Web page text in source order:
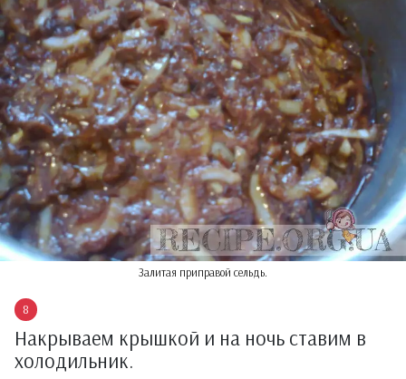
Залитая приправой сельдь.
Накрываем крышкой и на ночь ставим в
холодильник.